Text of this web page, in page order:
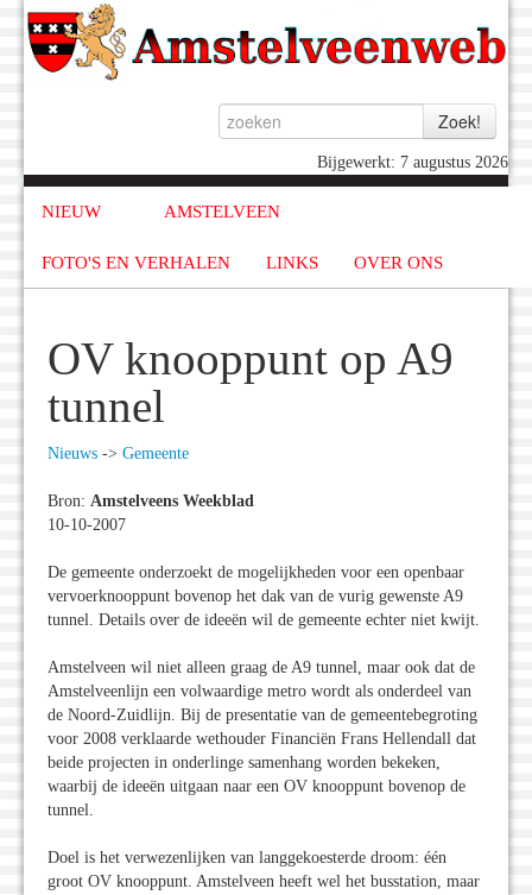
Bijgewerkt: 7 augustus 2026
NIEUW AMSTELVEEN
FOTO'S EN VERHALEN LINKS OVER ONS
OV knooppunt op A9
tunnel
Nieuws -> Gemeente
Bron: Amstelveens Weekblad
10-10-2007
De gemeente onderzoekt de mogelijkheden voor een openbaar
vervoerknooppunt bovenop het dak van de vurig gewenste A9
tunnel. Details over de ideeën wil de gemeente echter niet kwijt.
Amstelveen wil niet alleen graag de A9 tunnel, maar ook dat de
Amstelveenlijn een volwaardige metro wordt als onderdeel van
de Noord-Zuidlijn. Bij de presentatie van de gemeentebegroting
voor 2008 verklaarde wethouder Financiën Frans Hellendall dat
beide projecten in onderlinge samenhang worden bekeken,
waarbij de ideeën uitgaan naar een OV knooppunt bovenop de
tunnel.
Doel is het verwezenlijken van langgekoesterde droom: één
groot OV knooppunt. Amstelveen heeft wel het busstation, maar